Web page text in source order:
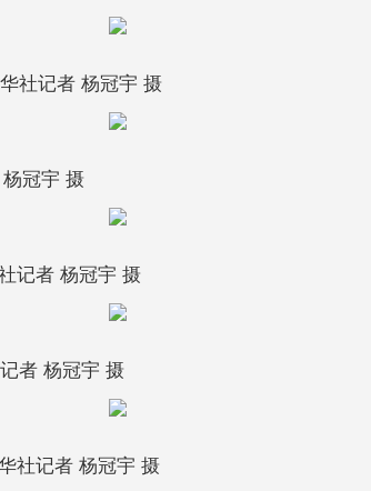
社记者 杨冠宇 摄
冠宇 摄
记者 杨冠宇 摄
者 杨冠宇 摄
社记者 杨冠宇 摄